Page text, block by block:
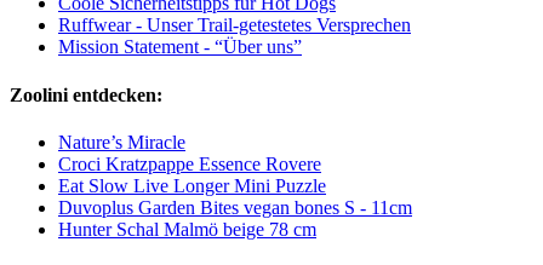
Ruffwear - Unser Trail-getestetes Versprechen
Mission Statement - “Über uns”
Zoolini entdecken:
Nature’s Miracle
Croci Kratzpappe Essence Rovere
Eat Slow Live Longer Mini Puzzle
Duvoplus Garden Bites vegan bones S - 11cm
Hunter Schal Malmö beige 78 cm